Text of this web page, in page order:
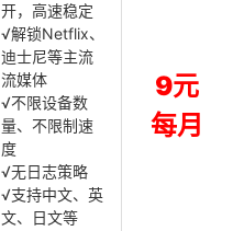
开，高速稳定
√解锁Netflix、
迪士尼等主流
流媒体
√不限设备数
量、不限制速
度
√无日志策略
√支持中文、英
文、日文等
9元
每月